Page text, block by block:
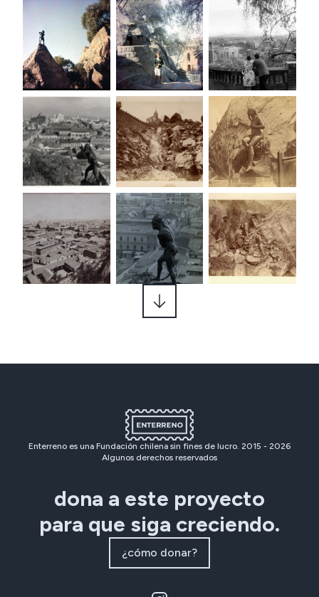
Enterreno es una Fundación chilena sin fines de lucro. 2015 - 2026
Algunos derechos reservados
dona a este proyecto
para que siga creciendo.
¿cómo donar?